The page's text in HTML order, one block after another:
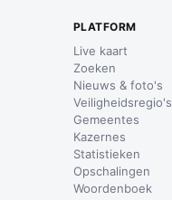
PLATFORM
Live kaart
Zoeken
Nieuws & foto's
Veiligheidsregio's
Gemeentes
Kazernes
Statistieken
Opschalingen
Woordenboek